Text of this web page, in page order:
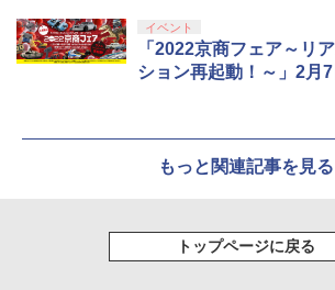
イベント
「2022京商フェア～リ
ション再起動！～」2月
もっと関連記事を見る
トップページに戻る